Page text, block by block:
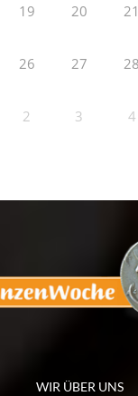
19 20 21
26 27 28
2 3 4
WIR ÜBER UNS